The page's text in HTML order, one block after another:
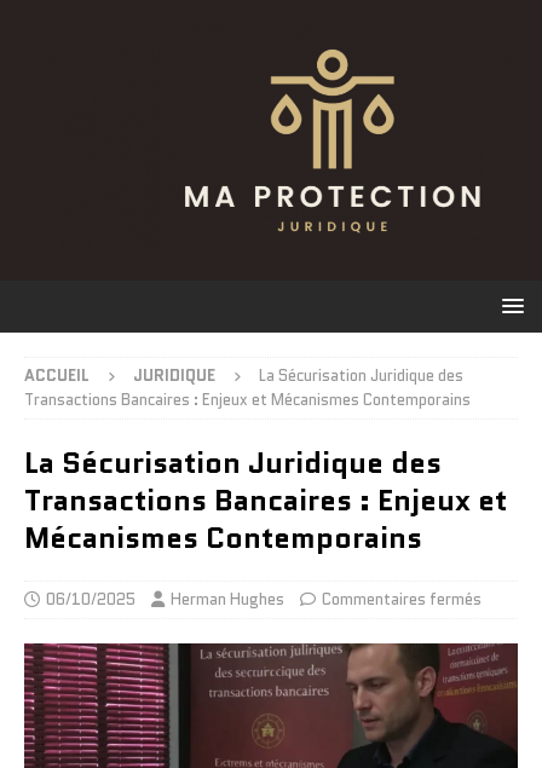
ACCUEIL JURIDIQUE
La Sécurisation Juridique des
Transactions Bancaires : Enjeux et Mécanismes Contemporains
La Sécurisation Juridique des
Transactions Bancaires : Enjeux et
Mécanismes Contemporains
06/10/2025 Herman Hughes Commentaires fermés